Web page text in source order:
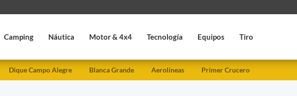
Camping Náutica Motor & 4x4 Tecnología Equipos Tiro
Dique Campo Alegre Blanca Grande Aerolíneas Primer Crucero